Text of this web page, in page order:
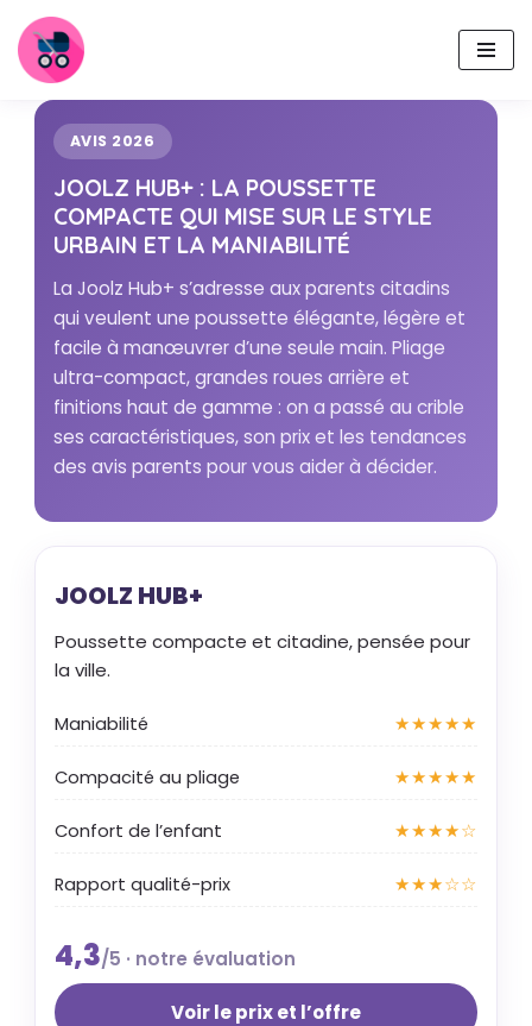
Aller
contenu
AVIS 2026
JOOLZ HUB+ : LA POUSSETTE
COMPACTE QUI MISE SUR LE STYLE
URBAIN ET LA MANIABILITÉ
La Joolz Hub+ s’adresse aux parents citadins
qui veulent une poussette élégante, légère et
facile à manœuvrer d’une seule main. Pliage
ultra-compact, grandes roues arrière et
finitions haut de gamme : on a passé au crible
ses caractéristiques, son prix et les tendances
des avis parents pour vous aider à décider.
JOOLZ HUB+
Poussette compacte et citadine, pensée pour
la ville.
Maniabilité ★★★★★
Compacité au pliage ★★★★★
Confort de l’enfant ★★★★☆
Rapport qualité-prix ★★★☆☆
4,3/5 · notre évaluation
Voir le prix et l’offre